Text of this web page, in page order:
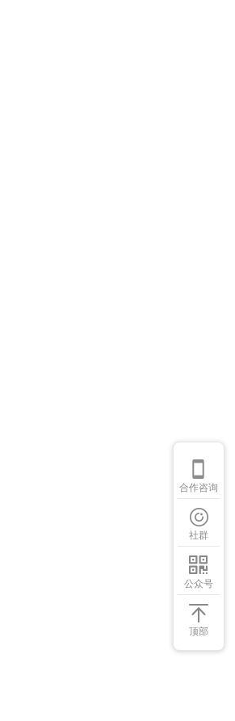
合作咨询
社群
公众号
顶部